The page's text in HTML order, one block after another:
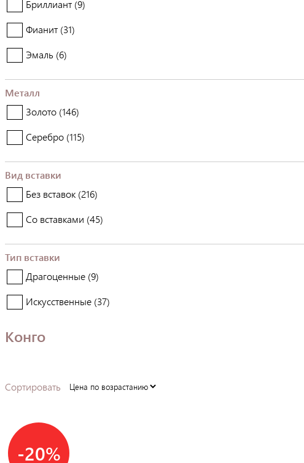
Бриллиант (9)
Фианит (31)
Эмаль (6)
Металл
Золото (146)
Серебро (115)
Вид вставки
Без вставок (216)
Со вставками (45)
Тип вставки
Драгоценные (9)
Искусственные (37)
Конго
Сортировать
-20%